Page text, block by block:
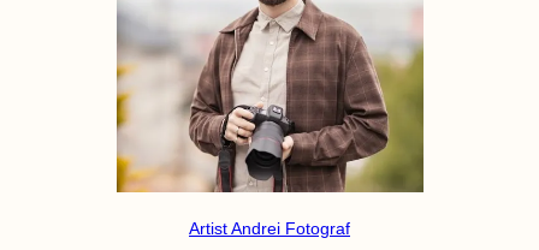
Artist Andrei Fotograf